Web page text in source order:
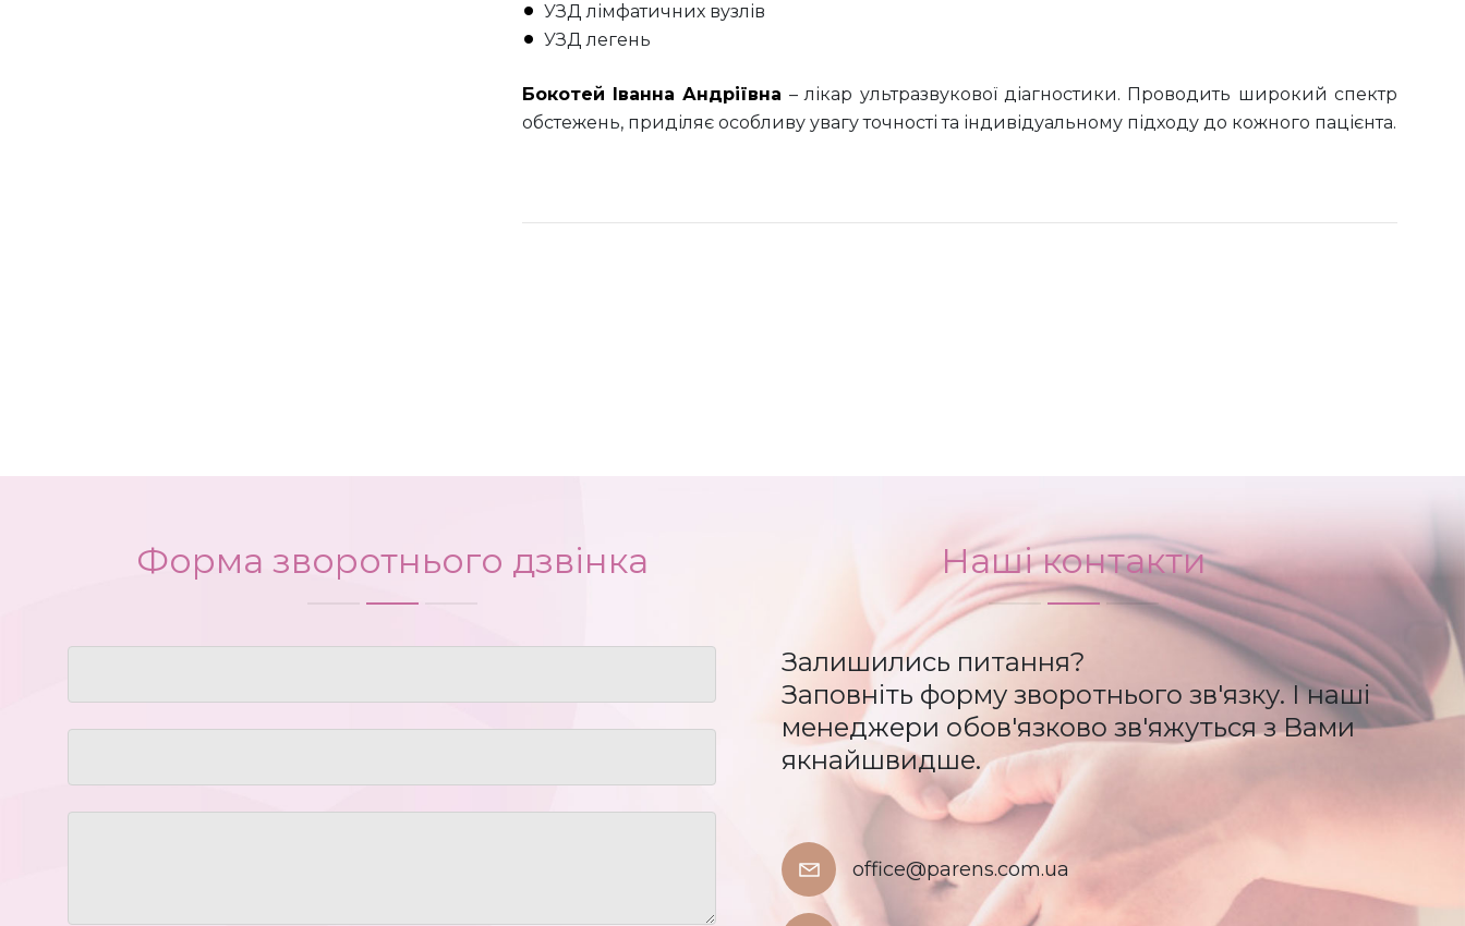
УЗД лімфатичних вузлів
УЗД легень
Бокотей Іванна Андріївна – лікар ультразвукової діагностики. Проводить широкий спектр
обстежень, приділяє особливу увагу точності та індивідуальному підходу до кожного пацієнта.
Форма зворотнього дзвінка Наші контакти
Залишились питання?
Заповніть форму зворотнього зв'язку. І наші
менеджери обов'язково зв'яжуться з Вами
якнайшвидше.
office@parens.com.ua